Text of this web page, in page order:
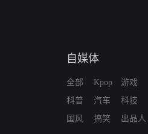
自媒体
全部
科普
国风
Kpop
汽车
搞笑
游戏
科技
出品人